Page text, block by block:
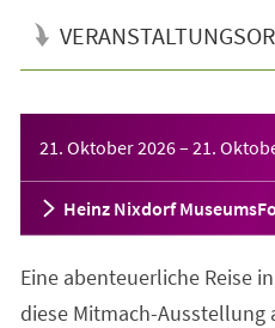
21. Oktober 2026– 21.
Heinz Nixdorf
Eine abenteuerliche Reise
diese Mitmach-Ausstellung